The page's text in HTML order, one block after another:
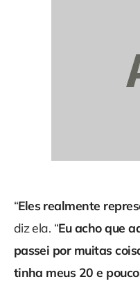
“Eles realmente
diz ela. “Eu acho que
passei por muitas
tinha meus 20 e